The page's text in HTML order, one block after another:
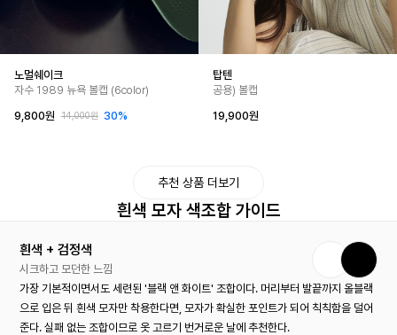
노멀쉐이크
자수 1989 뉴욕 볼캡 (6color)
9,800원
14,000원 30%
탑텐
공용) 볼캡
19,900원
추천 상품 더보기
흰색 모자 색조합 가이드
흰색 + 검정색
시크하고 모던한 느낌
가장 기본적이면서도 세련된 '블랙 앤 화이트' 조합이다. 머리부터 발끝까지 올블랙
으로 입은 뒤 흰색 모자만 착용한다면, 모자가 확실한 포인트가 되어 칙칙함을 덜어
준다. 실패 없는 조합이므로 옷 고르기 번거로운 날에 추천한다.